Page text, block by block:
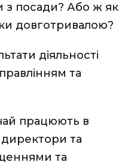
з посади? Або ж як
довготривалою?
діяльності
та
працюють в
директори та
та